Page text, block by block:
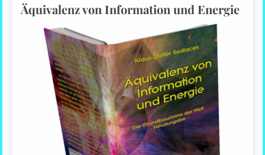
Äquivalenz von Information und Energie